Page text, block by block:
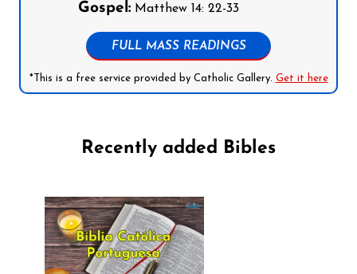
Gospel: Matthew 14: 22-33
FULL MASS READINGS
*This is a free service provided by Catholic Gallery. Get it here
Recently added Bibles